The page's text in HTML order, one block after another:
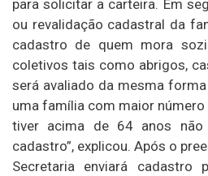
para solicitar a carteira. Em
ou revalidação cadastral da
cadastro de quem mora
coletivos tais como abrigos,
será avaliado da mesma
uma família com maior
tiver acima de 64 anos
cadastro”, explicou. Após o
Secretaria enviará cadastro